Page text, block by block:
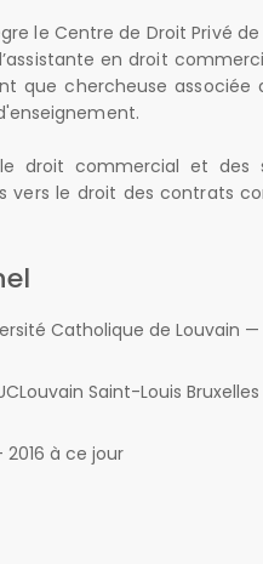
le Centre de Droit Privé de
en droit
que chercheuse associée
droit commercial et des
vers le droit des contrats
Catholique de Louvain —
Saint-Louis Bruxelles
2016 à ce jour